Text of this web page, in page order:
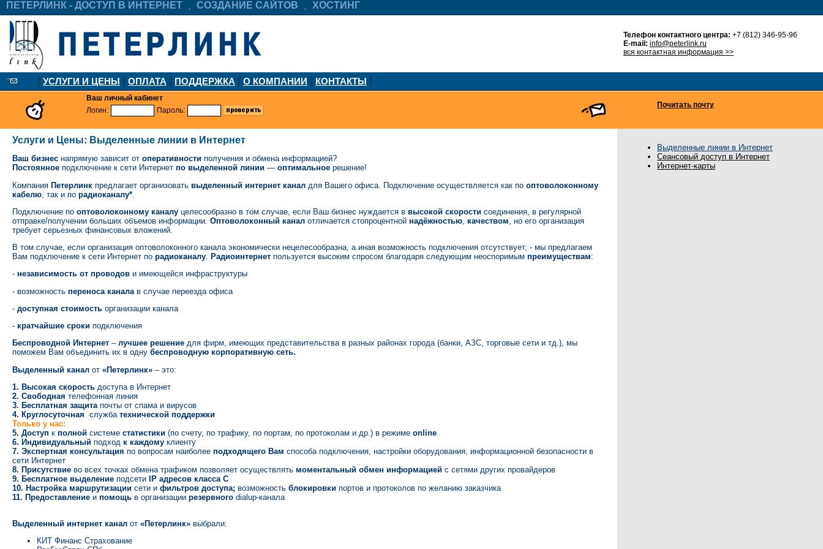
ПЕТЕРЛИНК - ДОСТУП В ИНТЕРНЕТ СОЗДАНИЕ САЙТОВ ХОСТИНГ
Телефон контактного центра: +7 (812) 346-95-96
E-mail: info@peterlink.ru
вся контактная информация >>
УСЛУГИ И ЦЕНЫ ОПЛАТА ПОДДЕРЖКА О КОМПАНИИ КОНТАКТЫ
Ваш личный кабинет
Логин:
Пароль:
Почитать почту
Услуги и Цены: Выделенные линии в Интернет
Ваш бизнес напрямую зависит от оперативности получения и обмена информацией?
Постоянное подключение к сети Интернет по выделенной линии — оптимальное решение!
Компания Петерлинк предлагает организовать выделенный интернет канал для Вашего офиса. Подключение осуществляется как по оптоволоконному
кабелю , так и по радиоканалу*
Подключение по оптоволоконному каналу целесообразно в том случае, если Ваш бизнес нуждается в высокой скорости соединения, в регулярной
отправке/получении больших объемов информации. Оптоволоконный канал отличается стопроцентной надёжностью качеством , но его организация
требует серьезных финансовых вложений.
В том случае, если организация оптоволоконного канала экономически нецелесообразна, а иная возможность подключения отсутствует, - мы предлагаем
Вам подключение к сети Интернет по радиоканалу. Радиоинтернет пользуется высоким спросом благодаря следующим неоспоримым преимуществам:
- независимость от проводов и имеющейся инфраструктуры
- возможность переноса канала в случае переезда офиса
- доступная стоимость организации канала
- кратчайшие сроки подключения
Беспроводной Интернет – лучшее решение для фирм, имеющих представительства в разных районах города (банки, АЗС, торговые сети и тд.), мы
поможем Вам объединить их в одну беспроводную корпоративную сеть.
Выделенный канал от «Петерлинк» – это:
1. Высокая скорость доступа в Интернет
2. Свободная телефонная линия
3. Бесплатная защита почты от спама и вирусов
4. Круглосуточная служба технической поддержки
Только у нас:
5. Доступ к полной системе статистики (по счету, по трафику, по портам, по протоколам и др.) в режиме online
6. Индивидуальный подход к каждому клиенту
7. Экспертная консультация по вопросам наиболее подходящего Вам способа подключения, настройки оборудования, информационной безопасности в
сети Интернет
8. Присутствие во всех точках обмена трафиком позволяет осуществлять моментальный обмен информацией с сетями других провайдеров
9. Бесплатное выделение подсети
IP адресов класса С
10. Настройка маршрутизации сети и фильтров доступа; возможность блокировки портов и протоколов по желанию заказчика
11. Предоставление и помощь в организации резервного dialup-канала
Выделенный интернет канал от «Петерлинк» выбрали:
КИТ Финанс Страхование
Выделенные линии в Интернет
Сеансовый доступ в Интернет
Интернет-карты